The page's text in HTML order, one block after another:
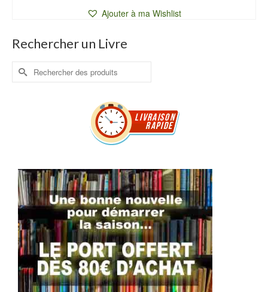
Ajouter à ma Wishlist
Rechercher un Livre
Rechercher :